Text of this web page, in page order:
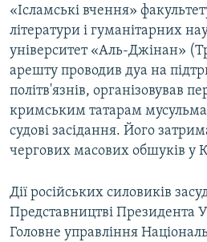
«Ісламські вчення»
літератури і гуманітарних
університет «Аль-Джінан»
арешту проводив дуа на
політв'язнів, організовував
кримським татарам
судові засідання. Його
чергових масових обшуків у
Дії російських силовиків
Представництві Президента
Головне управління